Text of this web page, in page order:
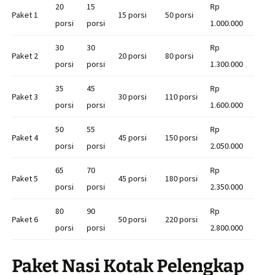
Paket 1
20
porsi
15
porsi
15 porsi 50 porsi
Rp
1.000.000
Paket 2
30
porsi
30
porsi
20 porsi 80 porsi
Rp
1.300.000
Paket 3
35
porsi
45
porsi
30 porsi 110 porsi
Rp
1.600.000
Paket 4
50
porsi
55
porsi
45 porsi 150 porsi
Rp
2.050.000
Paket 5
65
porsi
70
porsi
45 porsi 180 porsi
Rp
2.350.000
Paket 6
80
porsi
90
porsi
50 porsi 220 porsi
Rp
2.800.000
Paket Nasi Kotak Pelengkap